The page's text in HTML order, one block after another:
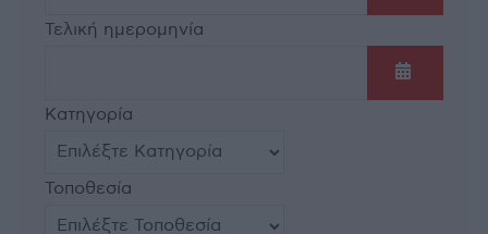
Ανοίξτε
Τελική ημερομηνία
Ανοίξτε
Κατηγορία
Τοποθεσία